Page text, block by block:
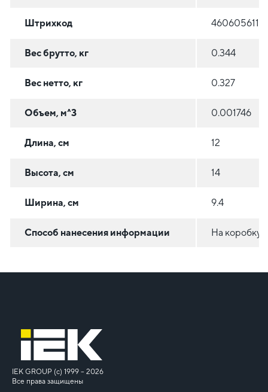
Штрихкод
Вес брутто, кг 0.344
Вес нетто, кг 0.327
Объем, м^3 0.001746
Длина, см 12
Высота, см 14
Ширина, см 9.4
Способ нанесения информации На коробку
IEK GROUP (c) 1999 – 2026
Все права защищены